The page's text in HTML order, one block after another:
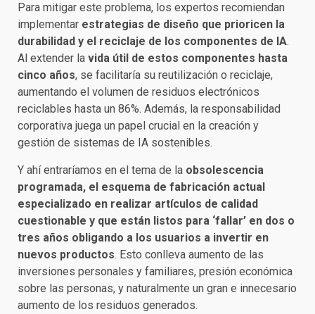
Para mitigar este problema, los expertos recomiendan
implementar estrategias de diseño que prioricen la
durabilidad y el reciclaje de los componentes de IA.
Al extender la vida útil de estos componentes hasta
cinco años, se facilitaría su reutilización o reciclaje,
aumentando el volumen de residuos electrónicos
reciclables hasta un 86%. Además, la responsabilidad
corporativa juega un papel crucial en la creación y
gestión de sistemas de IA sostenibles.
Y ahí entraríamos en el tema de la obsolescencia
programada, el esquema de fabricación actual
especializado en realizar artículos de calidad
cuestionable y que están listos para ‘fallar’ en dos o
tres años obligando a los usuarios a invertir en
nuevos productos. Esto conlleva aumento de las
inversiones personales y familiares, presión económica
sobre las personas, y naturalmente un gran e innecesario
aumento de los residuos generados.